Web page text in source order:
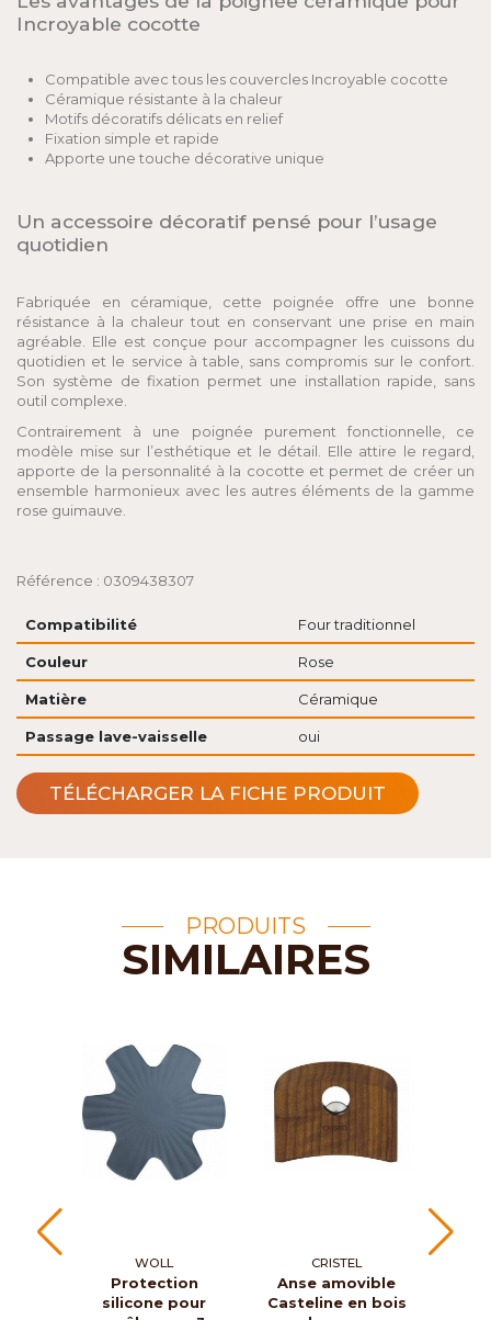
Incroyable cocotte
Compatible avec tous les couvercles Incroyable cocotte
Céramique résistante à la chaleur
Motifs décoratifs délicats en relief
Fixation simple et rapide
Apporte une touche décorative unique
Un accessoire décoratif pensé pour l’usage
quotidien
Fabriquée en céramique, cette poignée offre une bonne
résistance à la chaleur tout en conservant une prise en main
agréable. Elle est conçue pour accompagner les cuissons du
quotidien et le service à table, sans compromis sur le confort.
Son système de fixation permet une installation rapide, sans
outil complexe.
Contrairement à une poignée purement fonctionnelle, ce
modèle mise sur l’esthétique et le détail. Elle attire le regard,
apporte de la personnalité à la cocotte et permet de créer un
ensemble harmonieux avec les autres éléments de la gamme
rose guimauve.
Référence : 0309438307
Compatibilité Four traditionnel
Couleur Rose
Matière Céramique
Passage lave-vaisselle oui
TÉLÉCHARGER LA FICHE PRODUIT
PRODUITS
SIMILAIRES
WOLL
Protection
silicone pour
CRISTEL
Anse amovible
Casteline en bois